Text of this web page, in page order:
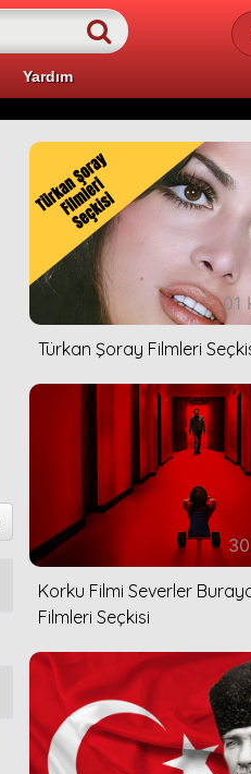
Yardım
01
Türkan Şoray Filmleri
Korku Filmi Severler
Filmleri Seçkisi